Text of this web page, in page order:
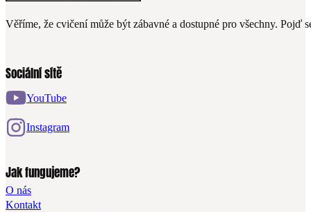
Věříme, že cvičení může být zábavné a dostupné pro všechny. Pojď
Sociální sítě
YouTube
Instagram
Jak fungujeme?
O nás
Kontakt